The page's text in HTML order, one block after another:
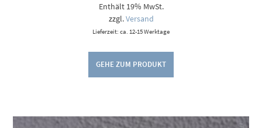
Enthält 19% MwSt.
zzgl.Versand
Lieferzeit: ca. 12-15 Werktage
GEHE ZUM PRODUKT